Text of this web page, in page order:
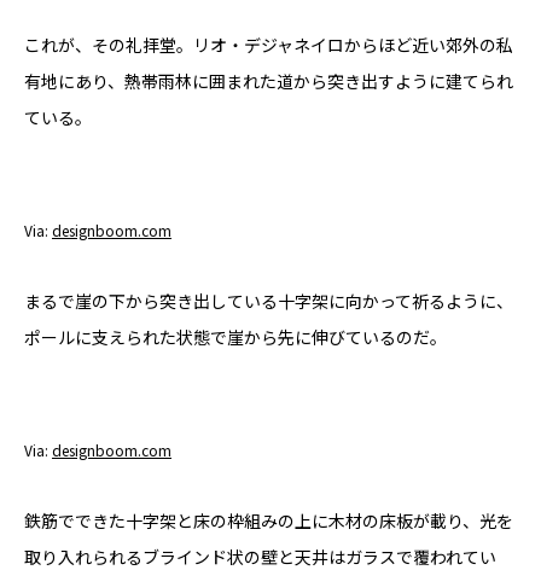
これが、その礼拝堂。リオ・デジャネイロからほど近い郊外の私
有地にあり、熱帯雨林に囲まれた道から突き出すように建てられ
ている。
Via: designboom.com
まるで崖の下から突き出している十字架に向かって祈るように、
ポールに支えられた状態で崖から先に伸びているのだ。
Via: designboom.com
鉄筋でできた十字架と床の枠組みの上に木材の床板が載り、光を
取り入れられるブラインド状の壁と天井はガラスで覆われてい